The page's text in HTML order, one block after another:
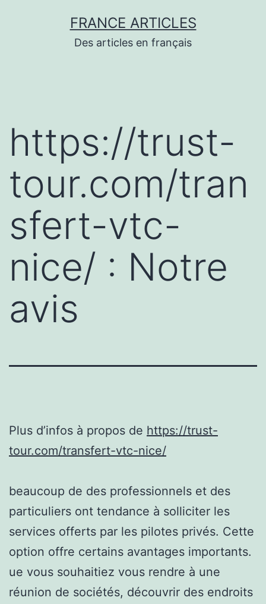
FRANCE ARTICLES
Des articles en français
https://trust-
tour.com/tran
sfert-vtc-
nice/ : Notre
avis
Plus d’infos à propos de https://trust-
tour.com/transfert-vtc-nice/
beaucoup de des professionnels et des
particuliers ont tendance à solliciter les
services offerts par les pilotes privés. Cette
option offre certains avantages importants.
ue vous souhaitiez vous rendre à une
réunion de sociétés, découvrir des endroits